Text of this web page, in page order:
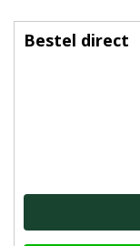
Bestel direct